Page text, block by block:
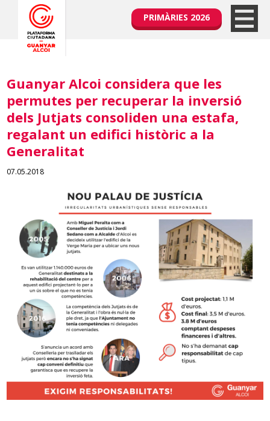
PRIMÀRIES 2026
Guanyar Alcoi considera que les
permutes per recuperar la inversió
dels Jutjats consoliden una estafa,
regalant un edifici històric a la
Generalitat
07.05.2018